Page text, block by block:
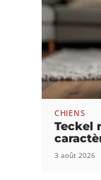
CHIENS
Teckel
3 août 2026